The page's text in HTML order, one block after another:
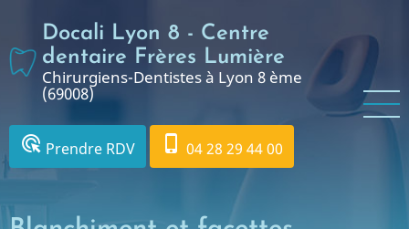
contenu
principal
Docali Lyon 8 - Centre
dentaire Frères Lumière
Chirurgiens-Dentistes à Lyon 8 ème
(69008)
ads_click Prendre RDV phone_iphone 04 28 29 44 00